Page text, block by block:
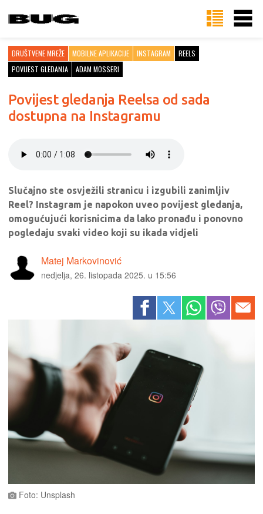
DRUŠTVENE MREŽE MOBILNE APLIKACIJE INSTAGRAM
REELS
POVIJEST GLEDANJA
ADAM MOSSERI
Povijest gledanja Reelsa od sada
dostupna na Instagramu
Slučajno ste osvježili stranicu i izgubili zanimljiv
Reel? Instagram je napokon uveo povijest gledanja,
omogućujući korisnicima da lako pronađu i ponovno
pogledaju svaki video koji su ikada vidjeli
Matej Markovinović
nedjelja, 26. listopada 2025. u 15:56
Foto: Unsplash